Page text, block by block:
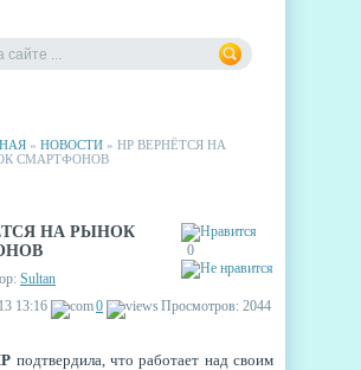
» НОВОСТИ » HP ВЕРНЁТСЯ НА
СМАРТФОНОВ
0
НА РЫНОК
Sultan
13:16
0 Просмотров: 2044
подтвердила, что работает над своим